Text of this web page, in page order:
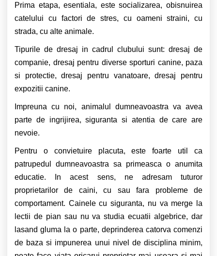
Prima etapa, esentiala, este socializarea, obisnuirea
catelului cu factori de stres, cu oameni straini, cu
strada, cu alte animale.
Tipurile de dresaj in cadrul clubului sunt: dresaj de
companie, dresaj pentru diverse sporturi canine, paza
si protectie, dresaj pentru vanatoare, dresaj pentru
expozitii canine.
Impreuna cu noi, animalul dumneavoastra va avea
parte de ingrijirea, siguranta si atentia de care are
nevoie.
Pentru o convietuire placuta, este foarte util ca
patrupedul dumneavoastra sa primeasca o anumita
educatie. In acest sens, ne adresam tuturor
proprietarilor de caini, cu sau fara probleme de
comportament. Cainele cu siguranta, nu va merge la
lectii de pian sau nu va studia ecuatii algebrice, dar
lasand gluma la o parte, deprinderea catorva comenzi
de baza si impunerea unui nivel de disciplina minim,